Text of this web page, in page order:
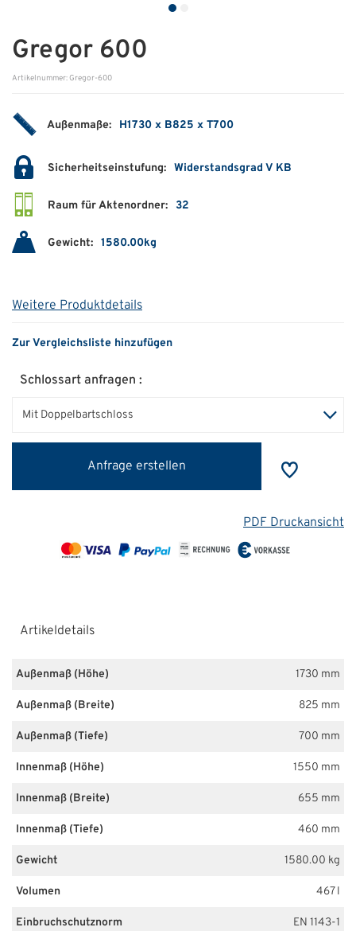
Messen & Events
Presse
Qualitätspolitik
Karriere
Gregor 600
Artikelnummer: Gregor-600
Außenmaße: H1730 x B825 x T700
Sicherheitseinstufung: Widerstandsgrad V KB
Raum für Aktenordner: 32
Gewicht: 1580.00kg
Weitere Produktdetails
Zur Vergleichsliste hinzufügen
Schlossart anfragen :
Mit Doppelbartschloss
Anfrage erstellen
PDF Druckansicht
Artikeldetails
Außenmaß (Höhe) 1730 mm
Außenmaß (Breite) 825 mm
Außenmaß (Tiefe) 700 mm
Innenmaß (Höhe) 1550 mm
Innenmaß (Breite) 655 mm
Innenmaß (Tiefe) 460 mm
Gewicht 1580.00 kg
Volumen 467 l
Einbruchschutznorm EN 1143-1